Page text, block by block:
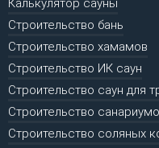
Калькулятор сауны
Строительство бань
Строительство хамамов
Строительство ИК саун
Строительство саун для
Строительство
Строительство соляных